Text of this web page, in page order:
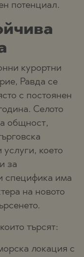
потенциал.
курортни
Равда се
с постоянен
Селото
общност,
което
за
специфика има
на новото
търсят:
локация с